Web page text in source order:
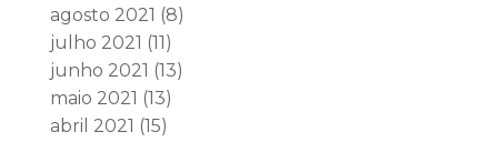
agosto 2021 (8)
julho 2021 (11)
junho 2021 (13)
maio 2021 (13)
abril 2021 (15)